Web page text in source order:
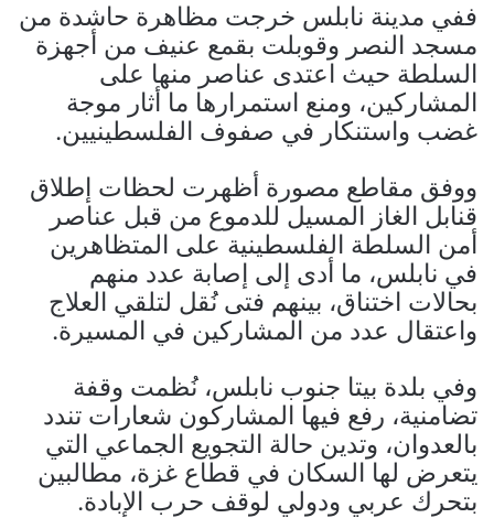
ففي مدينة نابلس خرجت مظاهرة حاشدة من
مسجد النصر وقوبلت بقمع عنيف من أجهزة
السلطة حيث اعتدى عناصر منها على
المشاركين، ومنع استمرارها ما أثار موجة
غضب واستنكار في صفوف الفلسطينيين.
ووفق مقاطع مصورة أظهرت لحظات إطلاق
قنابل الغاز المسيل للدموع من قبل عناصر
أمن السلطة الفلسطينية على المتظاهرين
في نابلس، ما أدى إلى إصابة عدد منهم
بحالات اختناق، بينهم فتى نُقل لتلقي العلاج
واعتقال عدد من المشاركين في المسيرة.
وفي بلدة بيتا جنوب نابلس، نُظمت وقفة
تضامنية، رفع فيها المشاركون شعارات تندد
بالعدوان، وتدين حالة التجويع الجماعي التي
يتعرض لها السكان في قطاع غزة، مطالبين
بتحرك عربي ودولي لوقف حرب الإبادة.